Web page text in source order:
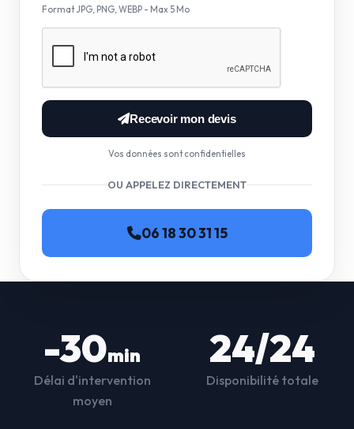
Format JPG, PNG, WEBP - Max 5 Mo
Recevoir mon devis
Vos données sont confidentielles
OU APPELEZ DIRECTEMENT
06 18 30 31 15
-30min
Délai d'intervention
moyen
24/24
Disponibilité totale